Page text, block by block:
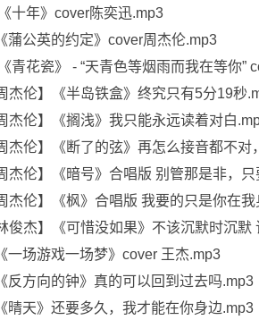
十年》cover陈奕迅.mp3
蒲公英的约定》cover周杰伦.mp3
青花瓷》 - “天青色等烟雨而我在等你”
杰伦】《半岛铁盒》终究只有5分19秒
杰伦】《搁浅》我只能永远读着对白
杰伦】《断了的弦》再怎么接音都不
杰伦】《暗号》合唱版 别管那是非，
杰伦】《枫》合唱版 我要的只是你在
俊杰】《可惜没如果》不该沉默时沉默
一场游戏一场梦》cover 王杰.mp3
反方向的钟》真的可以回到过去吗.mp3
晴天》还要多久，我才能在你身边.mp3